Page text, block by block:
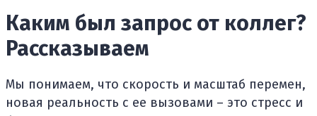
Каким был запрос от коллег?
Рассказываем
Мы понимаем, что скорость и масштаб перемен,
новая реальность с ее вызовами – это стресс и